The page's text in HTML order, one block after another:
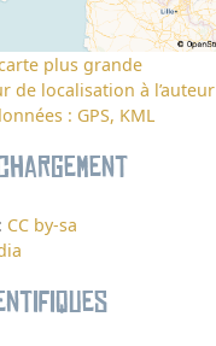
plus grande
de localisation à l’auteur
: GPS, KML
CC by-sa